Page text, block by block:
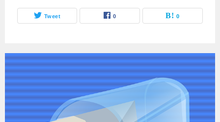
Tweet 0 0